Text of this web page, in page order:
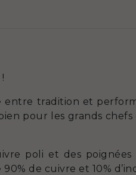
entre tradition et
pour les grands
poli et des
de cuivre et 10%